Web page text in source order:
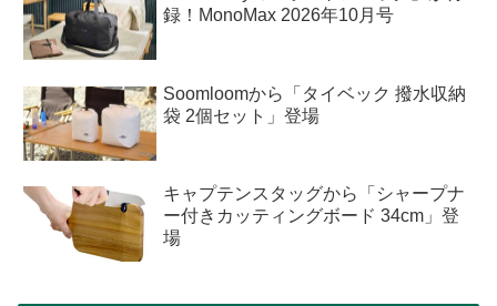
録！MonoMax 2026年10月号
Soomloomから「タイベック 撥水収納
袋 2個セット」登場
キャプテンスタッグから「シャープナ
ー付きカッティングボード 34cm」登
場